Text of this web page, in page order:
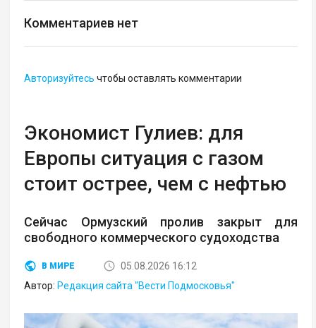
Комментариев нет
Авторизуйтесь чтобы оставлять комментарии
Экономист Гулиев: для
Европы ситуация с газом
стоит острее, чем с нефтью
Сейчас Ормузский пролив закрыт для
свободного коммерческого судоходства
В МИРЕ
05.08.2026 16:12
Автор: Редакция сайта "Вести Подмосковья"